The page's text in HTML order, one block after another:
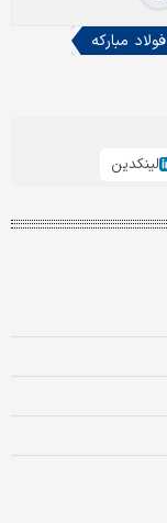
فولاد مبارکه
لینکدین